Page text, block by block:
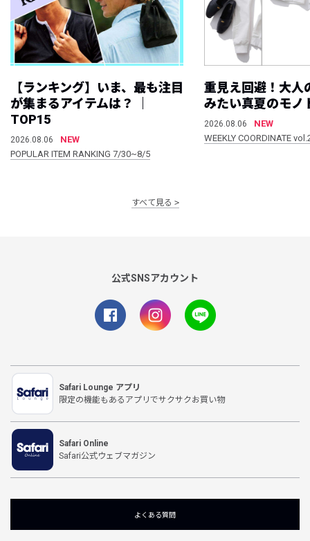
【ランキング】いま、最も注目
が集まるアイテムは？ ｜
TOP15
2026.08.06
NEW
POPULAR ITEM RANKING 7/30~8/5
重見え回避！大人
みたい真夏のモノ
2026.08.06
NEW
WEEKLY COORDINATE
すべて見る
公式SNSアカウント
Safari Lounge アプリ
限定の機能もあるアプリでサクサクお買い物
Safari Online
Safari公式ウェブマガジン
よくある質問